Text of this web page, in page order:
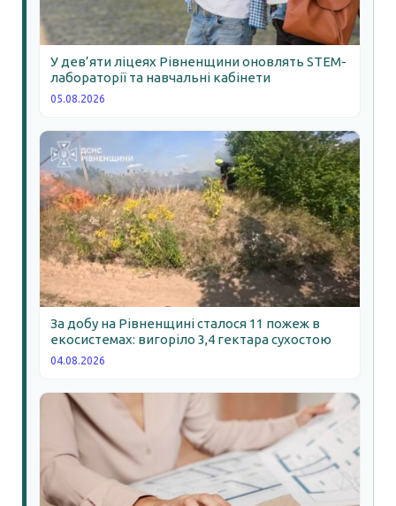
У дев’яти ліцеях Рівненщини оновлять STEM-
лабораторії та навчальні кабінети
05.08.2026
За добу на Рівненщині сталося 11 пожеж в
екосистемах: вигоріло 3,4 гектара сухостою
04.08.2026